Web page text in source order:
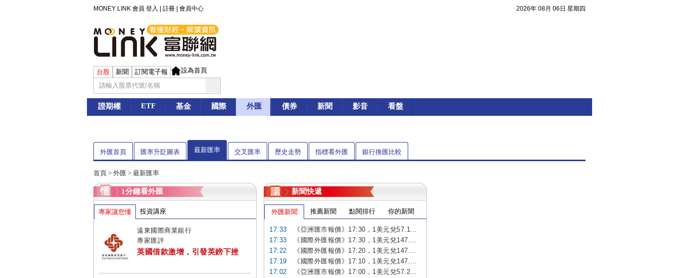
MONEY LINK 會員 登入 註冊 會員中心 2026年 08月 06日 星期四
台股 新聞 訂閱電子報 設為首頁
證期權 ETF 基金 國際 外匯 債券 新聞 影音 看盤
外匯首頁 匯率升貶圖表 最新匯率 交叉匯率 歷史走勢 指標看外匯 銀行換匯比較
首頁 > 外匯 > 最新匯率
1分鐘看外匯
專家讓您懂 投資講座
遠東國際商業銀行
專家匯評
英國借款激增，引發英鎊下挫
新聞快遞
外匯新聞 推薦新聞 點閱排行 你的新聞
17:33
《亞洲匯市報價》17:30，1美元兌57.1...
17:33
《國際外匯報價》17:30，1美元兌147....
17:22
《國際外匯報價》17:20，1美元兌147....
17:19
《國際外匯報價》17:10，1美元兌147....
17:02
《亞洲匯市報價》17:00，1美元兌57.2...